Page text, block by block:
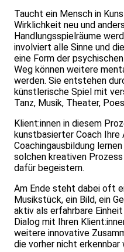
Taucht ein Mensch in
Wirklichkeit neu und
Handlungsspielräume
involviert alle Sinne und
eine Form der
Weg können weitere
werden. Sie entstehen
künstlerische Spiel mit
Tanz, Musik, Theater,
Klient:innen in diesem
kunstbasierter Coach Ihre
Coachingausbildung
solchen kreativen
dafür begeistern.
Am Ende steht dabei oft
Musikstück, ein Bild, ein
aktiv als erfahrbare
Dialog mit Ihren
weitere innovative
die vorher nicht erkennbar